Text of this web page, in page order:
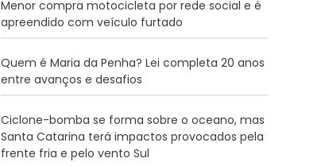
Menor compra motocicleta por rede social e é
apreendido com veículo furtado
Quem é Maria da Penha? Lei completa 20 anos
entre avanços e desafios
Ciclone-bomba se forma sobre o oceano, mas
Santa Catarina terá impactos provocados pela
frente fria e pelo vento Sul